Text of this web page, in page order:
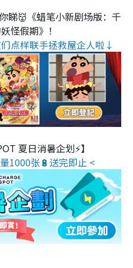
睇👹《蜡笔小新剧场版：千
怪假期》！
点样联手拯救屋企人啦↓
夏日消暑企划⚡】
1000张🔋送完即止 <